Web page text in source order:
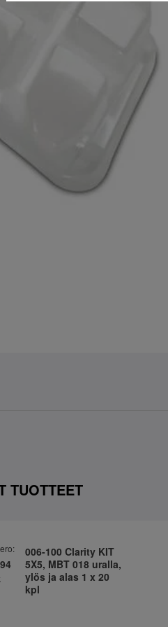
TUOTTEET
006-100 Clarity KIT
5X5, MBT 018 uralla,
ylös ja alas 1 x 20
kpl